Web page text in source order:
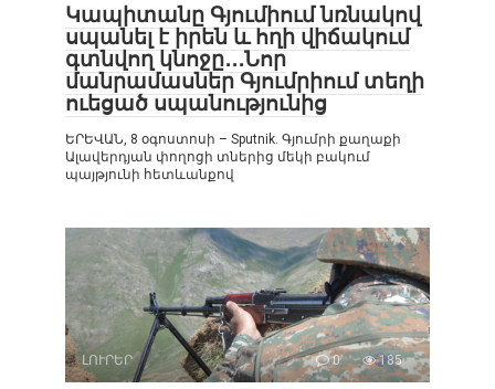
Կապիտանը Գյումիում նռնակով
սպանել է իրեն և հղի վիճակում
գտնվող կնոջը․․․Նոր
մանրամասներ Գյումրիում տեղի
ուեցած սպանությունից
ԵՐԵՎԱՆ, 8 օգոստոսի – Sputnik. Գյումրի քաղաքի
Ալավերդյան փողոցի տներից մեկի բակում
պայթյունի հետևանքով
ԼՈՒՐԵՐ 0 185